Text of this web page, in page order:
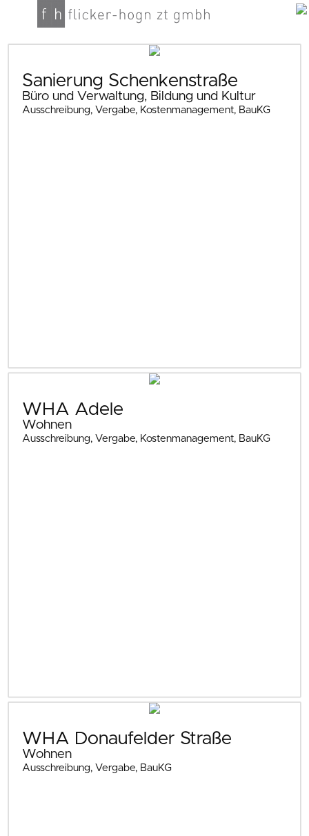
Sanierung Schenkenstraße
Büro und Verwaltung, Bildung und Kultur
Ausschreibung, Vergabe, Kostenmanagement, BauKG
WHA Adele
Wohnen
Ausschreibung, Vergabe, Kostenmanagement, BauKG
WHA Donaufelder Straße
Wohnen
Ausschreibung, Vergabe, BauKG